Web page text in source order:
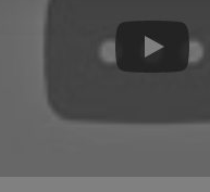
Play